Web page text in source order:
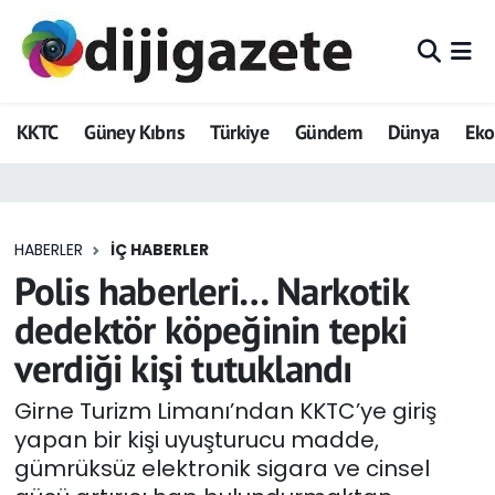
KKTC Güney Kıbrıs Türkiye Gündem Dünya
HABERLER İÇ HABERLER
Polis haberleri… Narkotik
dedektör köpeğinin tepki
verdiği kişi tutuklandı
Girne Turizm Limanı’ndan KKTC’ye giriş
yapan bir kişi uyuşturucu madde,
gümrüksüz elektronik sigara ve cinsel
ADVERTORIAL
Dijigazete
Eğitim
Ekonomi
Foto Galeri
GEZİ
Güncel
Hava Durumu
Trafik Durumu
Tüm Manşetler
Son Dakika Haberleri
Haber Arşivi